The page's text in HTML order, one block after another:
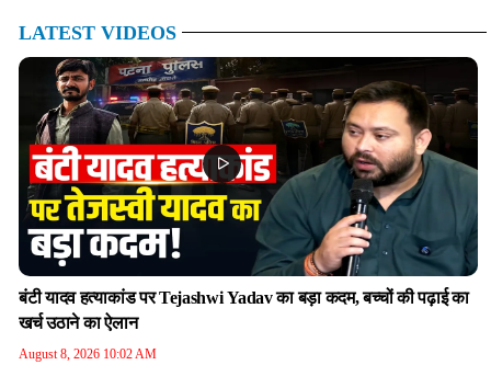
LATEST VIDEOS
बंटी यादव हत्याकांड पर Tejashwi Yadav का बड़ा कदम, बच्चों की पढ़ाई का
खर्च उठाने का ऐलान
August 8, 2026 10:02 AM